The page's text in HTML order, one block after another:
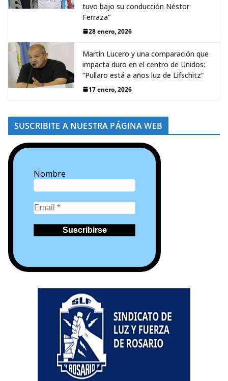
tuvo bajo su conducción Néstor
Ferraza”
28 enero, 2026
Martín Lucero y una comparación que
impacta duro en el centro de Unidos:
“Pullaro está a años luz de Lifschitz”
17 enero, 2026
SUSCRIBITE A NUESTRA PÁGINA WEB
Nombre